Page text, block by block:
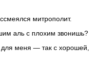
митрополит.
аль с плохим звонишь?
меня — так с хорошей,